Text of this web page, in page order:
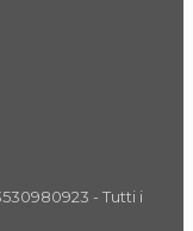
- Tutti i